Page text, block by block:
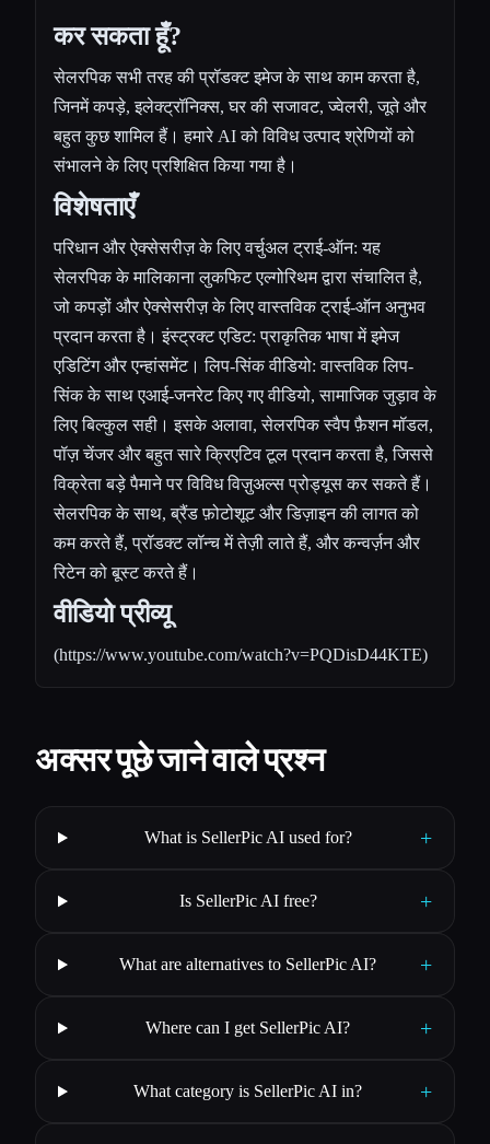
कर सकता हूँ?
सेलरपिक सभी तरह की प्रॉडक्ट इमेज के साथ काम करता है,
जिनमें कपड़े, इलेक्ट्रॉनिक्स, घर की सजावट, ज्वेलरी, जूते और
बहुत कुछ शामिल हैं। हमारे AI को विविध उत्पाद श्रेणियों को
संभालने के लिए प्रशिक्षित किया गया है।
विशेषताएँ
परिधान और ऐक्सेसरीज़ के लिए वर्चुअल ट्राई-ऑन: यह
सेलरपिक के मालिकाना लुकफिट एल्गोरिथम द्वारा संचालित है,
जो कपड़ों और ऐक्सेसरीज़ के लिए वास्तविक ट्राई-ऑन अनुभव
प्रदान करता है। इंस्ट्रक्ट एडिट: प्राकृतिक भाषा में इमेज
एडिटिंग और एन्हांसमेंट। लिप-सिंक वीडियो: वास्तविक लिप-
सिंक के साथ एआई-जनरेट किए गए वीडियो, सामाजिक जुड़ाव के
लिए बिल्कुल सही। इसके अलावा, सेलरपिक स्वैप फ़ैशन मॉडल,
पॉज़ चेंजर और बहुत सारे क्रिएटिव टूल प्रदान करता है, जिससे
विक्रेता बड़े पैमाने पर विविध विज़ुअल्स प्रोड्यूस कर सकते हैं।
सेलरपिक के साथ, ब्रैंड फ़ोटोशूट और डिज़ाइन की लागत को
कम करते हैं, प्रॉडक्ट लॉन्च में तेज़ी लाते हैं, और कन्वर्ज़न और
रिटेन को बूस्ट करते हैं।
वीडियो प्रीव्यू
(https://www.youtube.com/watch?v=PQDisD44KTE)
अक्सर पूछे जाने वाले प्रश्न
What is SellerPic AI used for? +
Is SellerPic AI free? +
What are alternatives to SellerPic AI? +
Where can I get SellerPic AI? +
What category is SellerPic AI in? +